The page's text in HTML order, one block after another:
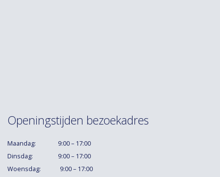
Openingstijden bezoekadres
Maandag: 9:00 – 17:00
Dinsdag: 9:00 – 17:00
Woensdag: 9:00 – 17:00